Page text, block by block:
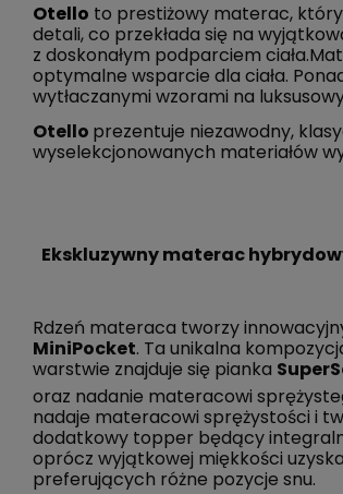
Otello to prestiżowy materac, który
detali, co przekłada się na
z doskonałym podparciem
optymalne wsparcie dla ciała.
wytłaczanymi wzorami na
Otello prezentuje niezawodny,
wyselekcjonowanych materiałów
Ekskluzywny materac
Rdzeń materaca tworzy
MiniPocket. Ta unikalna
warstwie znajduje się pianka
oraz nadanie materacowi
nadaje materacowi sprężystości i
dodatkowy topper będący
oprócz wyjątkowej miękkości
preferujących różne pozycje snu.